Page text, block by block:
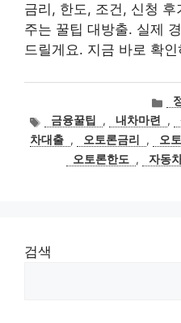
금리, 한도, 조건, 신청
주는 꿀팁 대방출. 실제
드릴게요. 지금 바로 확인
카
고
리
태
그
금융꿀팁 , 내차마련 ,
차대출 , 오토론금리 , 오
오토론한도
, 자동
검색